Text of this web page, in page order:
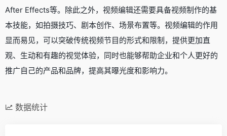
After Effects等。除此之外，视频编辑还需要具备视频制作的基
本技能，如拍摄技巧、剧本创作、场景布置等。视频编辑的作用
显而易见，可以突破传统视频节目的形式和限制，提供更加直
观、生动和有趣的视觉体验，同时也能够帮助企业和个人更好的
推广自己的产品和品牌，提高其曝光度和影响力。
数据统计